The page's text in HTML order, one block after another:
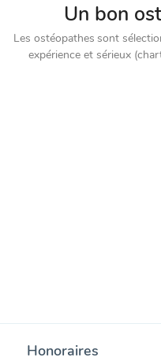
Un bon
Les ostéopathes sont
expérience et sérieux
Honoraires